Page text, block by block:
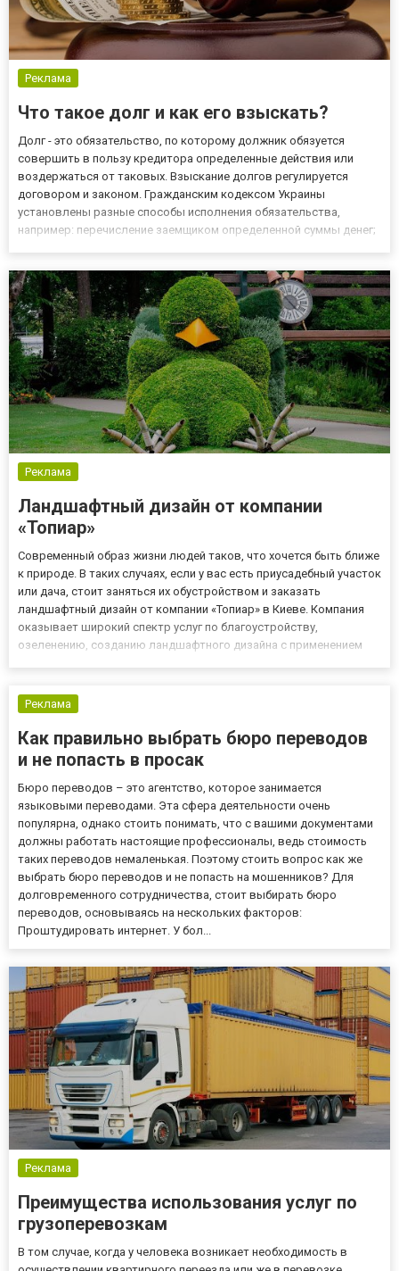
Реклама
Что такое долг и как его взыскать?
Долг - это обязательство, по которому должник обязуется
совершить в пользу кредитора определенные действия или
воздержаться от таковых. Взыскание долгов регулируется
договором и законом. Гражданским кодексом Украины
установлены разные способы исполнения обязательства,
например: перечисление заемщиком определенной суммы денег;
контекстах. Так долг...
Реклама
Ландшафтный дизайн от компании
«Топиар»
Современный образ жизни людей таков, что хочется быть ближе
к природе. В таких случаях, если у вас есть приусадебный участок
или дача, стоит заняться их обустройством и заказать
ландшафтный дизайн от компании «Топиар» в Киеве. Компания
оказывает широкий спектр услуг по благоустройству,
озеленению, созданию ландшафтного дизайна с применением
Реклама
Как правильно выбрать бюро переводов
и не попасть в просак
Бюро переводов – это агентство, которое занимается
языковыми переводами. Эта сфера деятельности очень
популярна, однако стоить понимать, что с вашими документами
должны работать настоящие профессионалы, ведь стоимость
таких переводов немаленькая. Поэтому стоить вопрос как же
выбрать бюро переводов и не попасть на мошенников? Для
долговременного сотрудничества, стоит выбирать бюро
переводов, основываясь на нескольких факторов:
Проштудировать интернет. У бол...
Реклама
Преимущества использования услуг по
грузоперевозкам
В том случае, когда у человека возникает необходимость в